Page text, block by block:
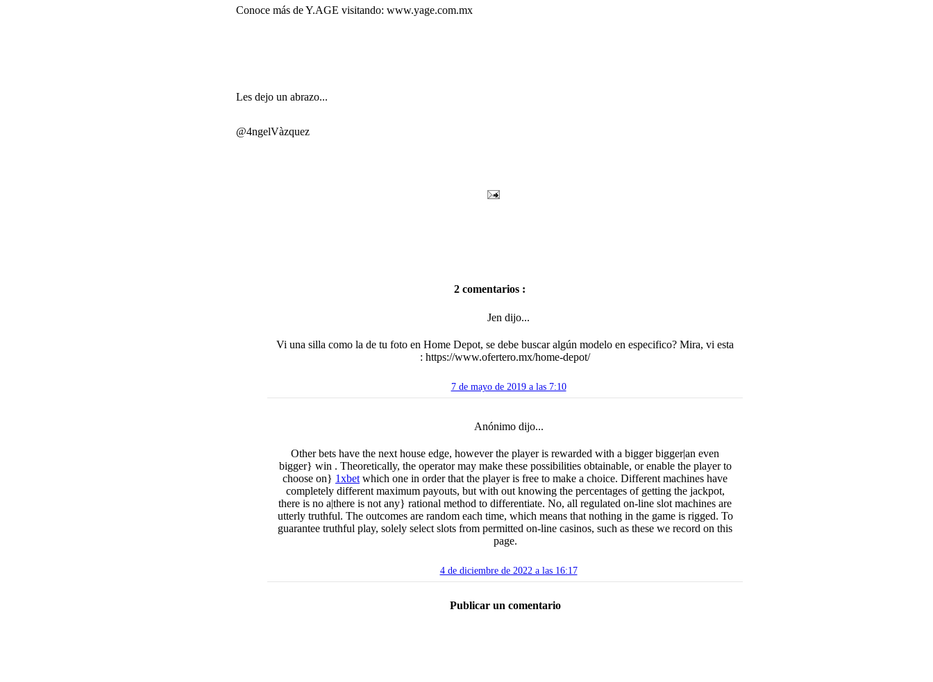
Conoce más de Y.AGE visitando: www.yage.com.mx
Les dejo un abrazo...
@4ngelVàzquez
2 comentarios :
Jen dijo...
Vi una silla como la de tu foto en Home Depot, se debe buscar algún modelo en especifico? Mira, vi esta
: https://www.ofertero.mx/home-depot/
7 de mayo de 2019 a las 7:10
Anónimo dijo...
Other bets have the next house edge, however the player is rewarded with a bigger bigger|an even
bigger} win . Theoretically, the operator may make these possibilities obtainable, or enable the player to
choose on} 1xbet which one in order that the player is free to make a choice. Different machines have
completely different maximum payouts, but with out knowing the percentages of getting the jackpot,
there is no a|there is not any} rational method to differentiate. No, all regulated on-line slot machines are
utterly truthful. The outcomes are random each time, which means that nothing in the game is rigged. To
guarantee truthful play, solely select slots from permitted on-line casinos, such as these we record on this
page.
4 de diciembre de 2022 a las 16:17
Publicar un comentario